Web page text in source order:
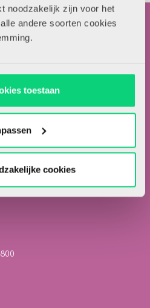
noodzakelijk zijn voor het
andere soorten cookies
toestaan
cookies
101